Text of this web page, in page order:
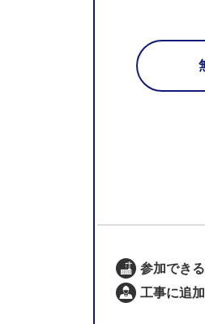
参加でき
工事に追